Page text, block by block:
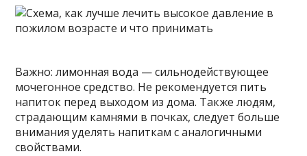
Важно: лимонная вода — сильнодействующее
мочегонное средство. Не рекомендуется пить
напиток перед выходом из дома. Также людям,
страдающим камнями в почках, следует больше
внимания уделять напиткам с аналогичными
свойствами.